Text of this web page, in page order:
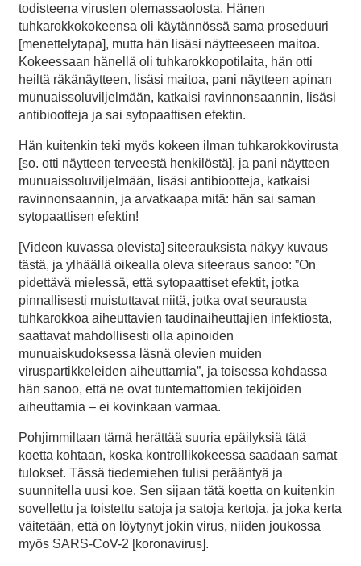
todisteena virusten olemassaolosta. Hänen
tuhkarokkokokeensa oli käytännössä sama proseduuri
[menettelytapa], mutta hän lisäsi näytteeseen maitoa.
Kokeessaan hänellä oli tuhkarokkopotilaita, hän otti
heiltä räkänäytteen, lisäsi maitoa, pani näytteen apinan
munuaissoluviljelmään, katkaisi ravinnonsaannin, lisäsi
antibiootteja ja sai sytopaattisen efektin.
Hän kuitenkin teki myös kokeen ilman tuhkarokkovirusta
[so. otti näytteen terveestä henkilöstä], ja pani näytteen
munuaissoluviljelmään, lisäsi antibiootteja, katkaisi
ravinnonsaannin, ja arvatkaapa mitä: hän sai saman
sytopaattisen efektin!
[Videon kuvassa olevista] siteerauksista näkyy kuvaus
tästä, ja ylhäällä oikealla oleva siteeraus sanoo: ”On
pidettävä mielessä, että sytopaattiset efektit, jotka
pinnallisesti muistuttavat niitä, jotka ovat seurausta
tuhkarokkoa aiheuttavien taudinaiheuttajien infektiosta,
saattavat mahdollisesti olla apinoiden
munuaiskudoksessa läsnä olevien muiden
viruspartikkeleiden aiheuttamia”, ja toisessa kohdassa
hän sanoo, että ne ovat tuntemattomien tekijöiden
aiheuttamia – ei kovinkaan varmaa.
Pohjimmiltaan tämä herättää suuria epäilyksiä tätä
koetta kohtaan, koska kontrollikokeessa saadaan samat
tulokset. Tässä tiedemiehen tulisi perääntyä ja
suunnitella uusi koe. Sen sijaan tätä koetta on kuitenkin
sovellettu ja toistettu satoja ja satoja kertoja, ja joka kerta
väitetään, että on löytynyt jokin virus, niiden joukossa
myös SARS-CoV-2 [koronavirus].